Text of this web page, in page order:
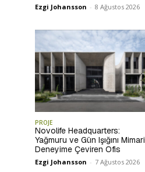
Ezgi Johansson - 8 Ağustos 2026
PROJE
Novolife Headquarters:
Yağmuru ve Gün Işığını Mimari
Deneyime Çeviren Ofis
Ezgi Johansson - 7 Ağustos 2026